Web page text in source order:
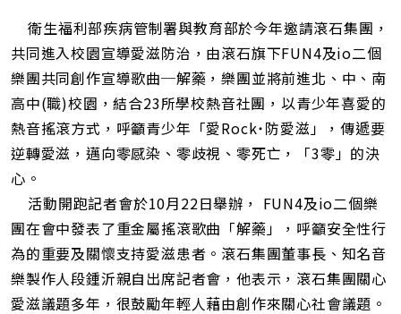
短
網
址
衛生福利部疾病管制署與教育部於今年邀請滾石集團，
共同進入校園宣導愛滋防治，由滾石旗下FUN4及io二個
樂團共同創作宣導歌曲─解藥，樂團並將前進北、中、南
高中(職)校園，結合23所學校熱音社團，以青少年喜愛的
熱音搖滾方式，呼籲青少年「愛Rock˙防愛滋」，傳遞要
逆轉愛滋，邁向零感染、零歧視、零死亡，「3零」的決
心。
活動開跑記者會於10月22日舉辦， FUN4及io二個樂
團在會中發表了重金屬搖滾歌曲「解藥」，呼籲安全性行
為的重要及關懷支持愛滋患者。滾石集團董事長、知名音
樂製作人段鍾沂親自出席記者會，他表示，滾石集團關心
愛滋議題多年，很鼓勵年輕人藉由創作來關心社會議題。